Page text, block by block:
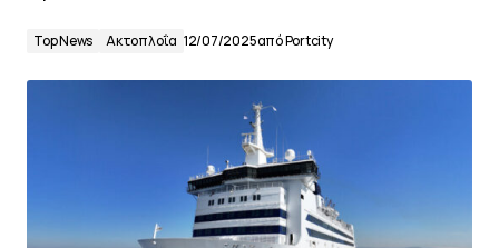
Top News Ακτοπλοΐα 12/07/2025απόPortcity